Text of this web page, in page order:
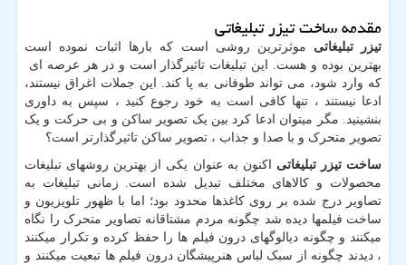
مقدمه ساخت تیزر تبلیغاتی
تیزر تبلیغاتی موثرترین روشی است که بارها اثبات نموده است
بهترین بوده و هست. این تبلیغات تاثیرگذار است و در هر عرصه ای
که وارد شود، می تواند طوفانی به پا کند. این جملات اغراق نیستند،
ادعا نیستند ، تنها کافی است به خود رجوع کنید ، سپس به داوری
بنشینید. مگر میتوان ادعا کرد بین یک تصویر ساکن و بی حرکت و یک
تصویر متحرک و با صدا و جذاب ، تصویر ساکن تاثیرگذارتر است؟
ساخت تیزر تبلیغاتی اکنون به عنوان یکی از بهترین روشهای تبلیغات
محصولات و کالاهای مختلف تبدیل شده است. زمانی تبلیغات به
تصاویر درج شده بر روی کاغذها محدود بود؛ اما با ظهور تلویزیون و
ساخت فیلمها دیده شد چگونه مردم مشتاقانه تصاویر متحرک را نگاه
میکنند و چگونه دیالوگهای درون فیلم ها را حفظ کرده و تکرار میکنند
، دیدند چگونه از سبک لباس هنرپیشگان درون فیلم ها تبعیت میکنند و